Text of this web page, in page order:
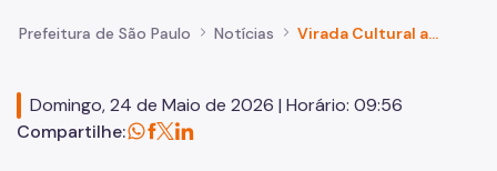
Prefeitura de São Paulo Notícias Virada Cultural amplia inclusão e emociona público em shows por toda a cidade
Domingo, 24 de Maio de 2026 | Horário: 09:56
Compartilhe: